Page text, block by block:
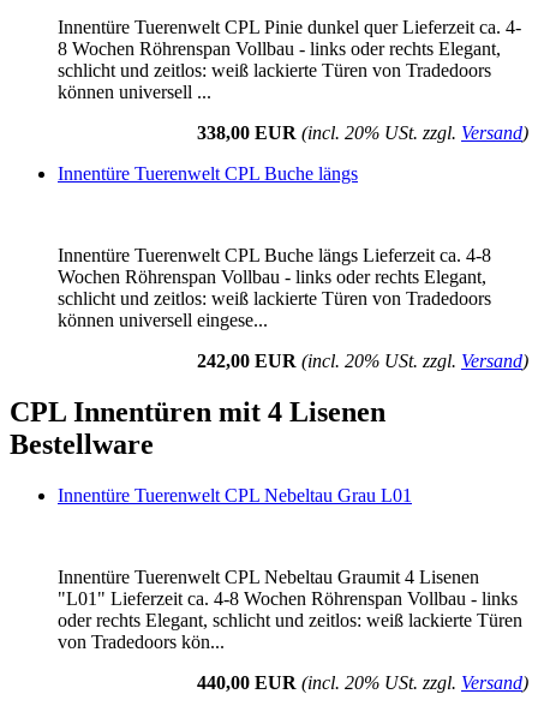
Innentüre Tuerenwelt CPL Pinie dunkel quer Lieferzeit ca. 4-
8 Wochen Röhrenspan Vollbau - links oder rechts Elegant,
schlicht und zeitlos: weiß lackierte Türen von Tradedoors
können universell ...
338,00 EUR (incl. 20% USt. zzgl. Versand)
Innentüre Tuerenwelt CPL Buche längs
Innentüre Tuerenwelt CPL Buche längs Lieferzeit ca. 4-8
Wochen Röhrenspan Vollbau - links oder rechts Elegant,
schlicht und zeitlos: weiß lackierte Türen von Tradedoors
können universell eingese...
242,00 EUR (incl. 20% USt. zzgl. Versand)
CPL Innentüren mit 4 Lisenen
Bestellware
Innentüre Tuerenwelt CPL Nebeltau Grau L01
Innentüre Tuerenwelt CPL Nebeltau Graumit 4 Lisenen
"L01" Lieferzeit ca. 4-8 Wochen Röhrenspan Vollbau - links
oder rechts Elegant, schlicht und zeitlos: weiß lackierte Türen
von Tradedoors kön...
440,00 EUR (incl. 20% USt. zzgl. Versand)